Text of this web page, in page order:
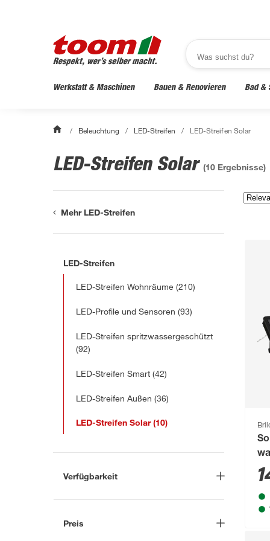
Werkstatt & Maschinen Bauen & Renovieren Bad &
/ Beleuchtung / LED-Streifen / LED-Streifen Solar
LED-Streifen Solar (10 Ergebnisse)
Mehr LED-Streifen
LED-Streifen
LED-Streifen Wohnräume (210)
LED-Profile und Sensoren (93)
LED-Streifen spritzwassergeschützt
(92)
LED-Streifen Smart (42)
LED-Streifen Außen (36)
LED-Streifen Solar(10)
Verfügbarkeit
Lieferung nach Hause (9)
Preis